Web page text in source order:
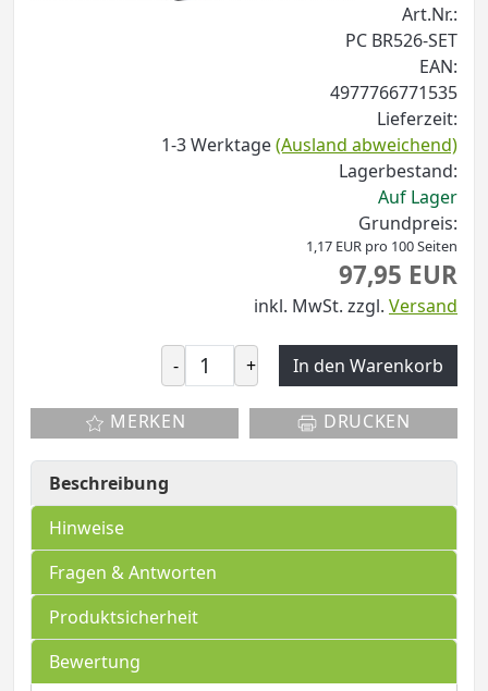
Art.Nr.:
PC BR526-SET
EAN:
4977766771535
Lieferzeit:
1-3 Werktage(Ausland abweichend)
Lagerbestand:
Auf Lager
Grundpreis:
1,17 EUR pro 100 Seiten
97,95 EUR
inkl. MwSt. zzgl. Versand
- + In den Warenkorb
MERKEN DRUCKEN
Beschreibung
Hinweise
Fragen & Antworten
Produktsicherheit
Bewertung